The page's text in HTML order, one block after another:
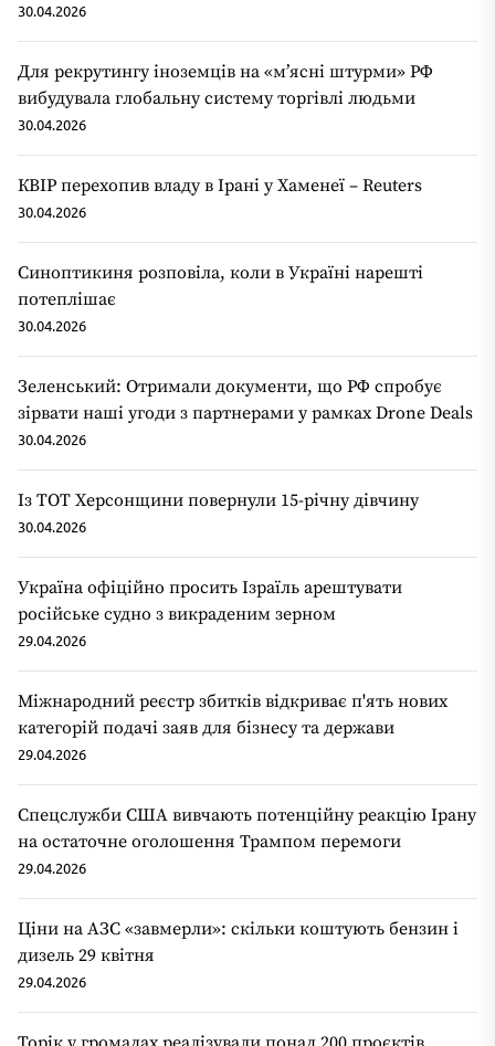
30.04.2026
Для рекрутингу іноземців на «мʼясні штурми» РФ
вибудувала глобальну систему торгівлі людьми
30.04.2026
КВІР перехопив владу в Ірані у Хаменеї – Reuters
30.04.2026
Синоптикиня розповіла, коли в Україні нарешті
потеплішає
30.04.2026
Зеленський: Отримали документи, що РФ спробує
зірвати наші угоди з партнерами у рамках Drone Deals
30.04.2026
Із ТОТ Херсонщини повернули 15-річну дівчину
30.04.2026
Україна офіційно просить Ізраїль арештувати
російське судно з викраденим зерном
29.04.2026
Міжнародний реєстр збитків відкриває п'ять нових
категорій подачі заяв для бізнесу та держави
29.04.2026
Спецслужби США вивчають потенційну реакцію Ірану
на остаточне оголошення Трампом перемоги
29.04.2026
Ціни на АЗС «завмерли»: скільки коштують бензин і
дизель 29 квітня
29.04.2026